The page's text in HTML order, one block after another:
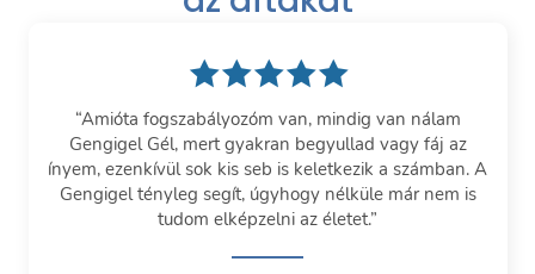
“Amióta fogszabályozóm van, mindig van nálam
Gengigel Gél, mert gyakran begyullad vagy fáj az
ínyem, ezenkívül sok kis seb is keletkezik a számban. A
Gengigel tényleg segít, úgyhogy nélküle már nem is
tudom elképzelni az életet.”